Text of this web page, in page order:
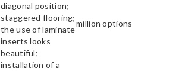
diagonal position;
staggered flooring;
the use of laminate
inserts looks
beautiful;
installation of a
million options